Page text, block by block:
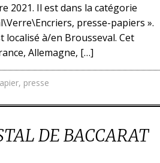
2021. Il est dans la catégorie
presse-papiers ».
localisé à/en Brousseval. Cet
Allemagne, […]
, presse
DE BACCARAT